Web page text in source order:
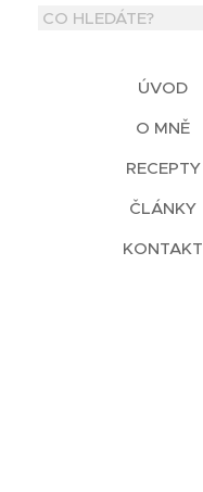
ÚVOD
O MNĚ
RECEPTY
ČLÁNKY
KONTAKT